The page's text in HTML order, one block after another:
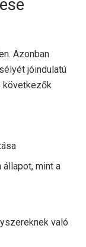
Azonban
jóindulatú
következők
állapot, mint a
való